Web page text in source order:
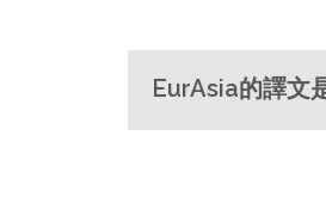
EurAsia的譯文